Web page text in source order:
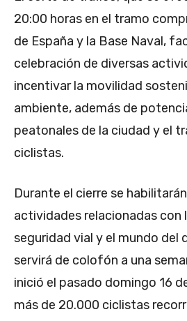
20:00 horas en el tramo
de España y la Base Naval,
celebración de diversas
incentivar la movilidad
ambiente, además de
peatonales de la ciudad y el
ciclistas.
Durante el cierre se
actividades relacionadas con
seguridad vial y el mundo del
servirá de colofón a una
inició el pasado domingo 16
más de 20.000 ciclistas